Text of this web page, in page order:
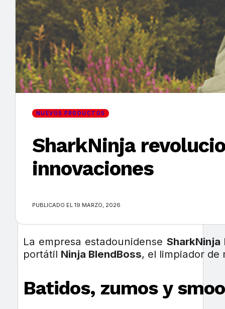
EVENTOS
HEMEROTECA
Encuentra tu noticia
×
NUEVOS PRODUCTOS
SharkNinja
innovaciones
PUBLICADO EL 19 MARZO, 2026
La empresa estadounidense SharkNinja
portátil Ninja BlendBoss, el limpiador
Batidos, zumos y